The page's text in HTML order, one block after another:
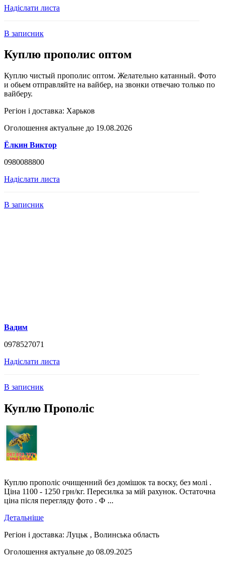
Надіслати листа
В записник
Куплю прополис оптом
Куплю чистый прополис оптом. Желательно катанный. Фото
и обьем отправляйте на вайбер, на звонки отвечаю только по
вайберу.
Регіон і доставка: Харьков
Оголошення актуальне до 19.08.2026
Ёлкин Виктор
0980088800
Надіслати листа
В записник
Вадим
0978527071
Надіслати листа
В записник
Куплю Прополіс
Куплю прополіс очищенний без домішок та воску, без молі .
Ціна 1100 - 1250 грн/кг. Пересилка за мій рахунок. Остаточна
ціна після перегляду фото . Ф ...
Детальніше
Регіон і доставка: Луцьк , Волинська область
Оголошення актуальне до 08.09.2025